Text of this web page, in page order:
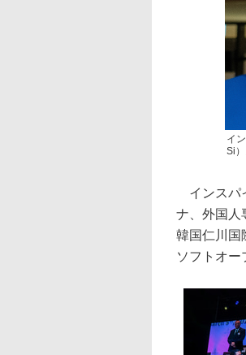
イ
Si
インスパ
ナ、外国人
韓国仁川国
ソフトオー